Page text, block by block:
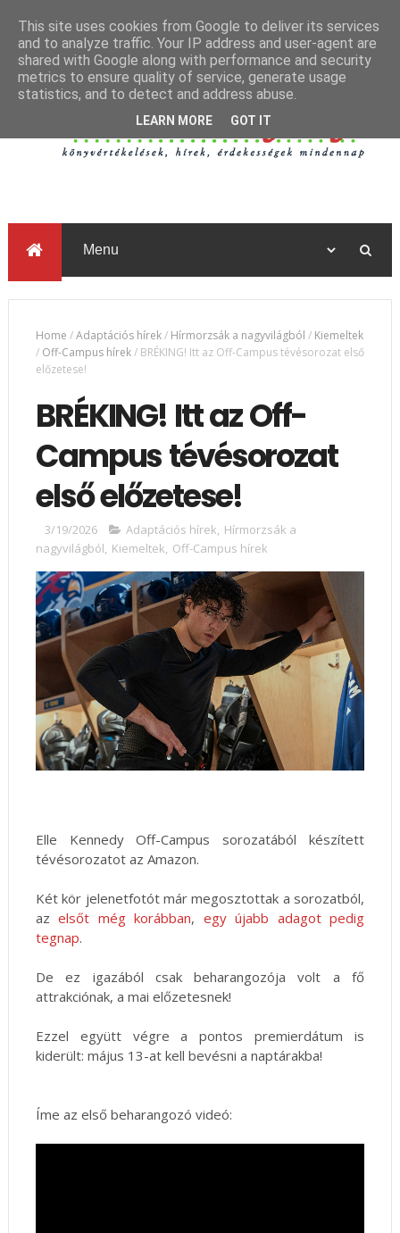
Home /Adaptációs hírek/ Hírmorzsák a nagyvilágból / Kiemeltek
/ Off-Campus hírek/ BRÉKING! Itt az Off-Campus tévésorozat első
előzetese!
BRÉKING! Itt az Off-
Campus tévésorozat
első előzetese!
3/19/2026 Adaptációs hírek, Hírmorzsák a
nagyvilágból, Kiemeltek, Off-Campus hírek
Elle Kennedy Off-Campus sorozatából készített
tévésorozatot az Amazon.
Két kör jelenetfotót már megosztottak a sorozatból,
azelsőt még korábban, egy újabb adagot pedig
tegnap.
De ez igazából csak beharangozója volt a fő
attrakciónak, a mai előzetesnek!
Ezzel együtt végre a pontos premierdátum is
kiderült: május 13-at kell bevésni a naptárakba!
Íme az első beharangozó videó:
This site uses cookies from Google to deliver its services
and to analyze traffic. Your IP address and user-agent are
shared with Google along with performance and security
metrics to ensure quality of service, generate usage
statistics, and to detect and address abuse.
LEARN MORE GOT IT